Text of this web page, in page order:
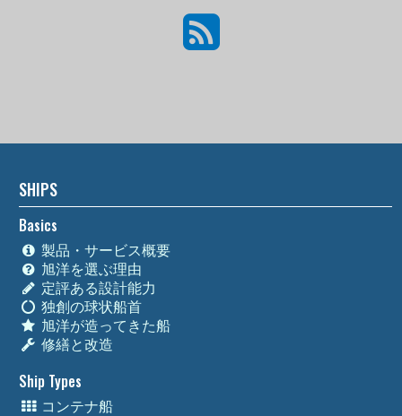
SHIPS
Basics
製品・サービス概要
旭洋を選ぶ理由
定評ある設計能力
独創の球状船首
旭洋が造ってきた船
修繕と改造
Ship Types
コンテナ船